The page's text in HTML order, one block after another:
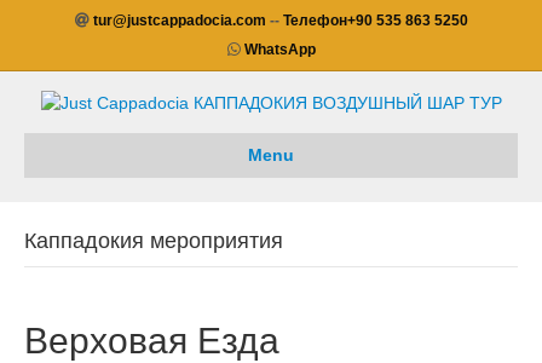
tur@justcappadocia.com -- Телефон+90 535 863 5250
WhatsApp
Menu
Каппадокия мероприятия
Верховая Езда